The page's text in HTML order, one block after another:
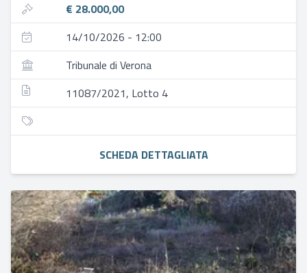
€ 28.000,00
14/10/2026 - 12:00
Tribunale di Verona
11087/2021, Lotto 4
SCHEDA DETTAGLIATA